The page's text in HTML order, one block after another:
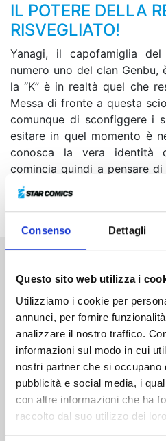
Consenso Dettagli
Questo sito web utilizza i
Utilizziamo i cookie per
annunci, per fornire
analizzare il nostro traffico.
informazioni sul modo in cui
nostri partner che si occupano
pubblicità e social media, i
con altre informazioni che ha
raccolto dal suo utilizzo dei
IL POTERE DELLA
RISVEGLIATO!
Yanagi, il capofamiglia
numero uno del clan Genbu,
la “K” è in realtà quel che
Messa di fronte a questa
comunque di sconfiggere i
esitare in quel momento è
conosca la vera identità
comincia quindi a pensare
ciò che conosce di
insolitamente dolci…
Altri volumi